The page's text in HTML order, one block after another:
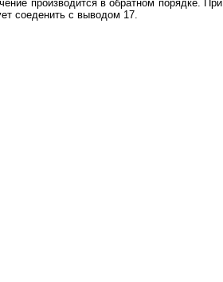
производится в обратном порядке. При
соеденить с выводом 17.